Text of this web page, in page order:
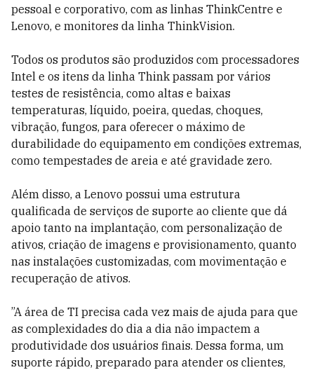
pessoal e corporativo, com as linhas ThinkCentre e
Lenovo, e monitores da linha ThinkVision.
Todos os produtos são produzidos com processadores
Intel e os itens da linha Think passam por vários
testes de resistência, como altas e baixas
temperaturas, líquido, poeira, quedas, choques,
vibração, fungos, para oferecer o máximo de
durabilidade do equipamento em condições extremas,
como tempestades de areia e até gravidade zero.
Além disso, a Lenovo possui uma estrutura
qualificada de serviços de suporte ao cliente que dá
apoio tanto na implantação, com personalização de
ativos, criação de imagens e provisionamento, quanto
nas instalações customizadas, com movimentação e
recuperação de ativos.
”A área de TI precisa cada vez mais de ajuda para que
as complexidades do dia a dia não impactem a
produtividade dos usuários finais. Dessa forma, um
suporte rápido, preparado para atender os clientes,